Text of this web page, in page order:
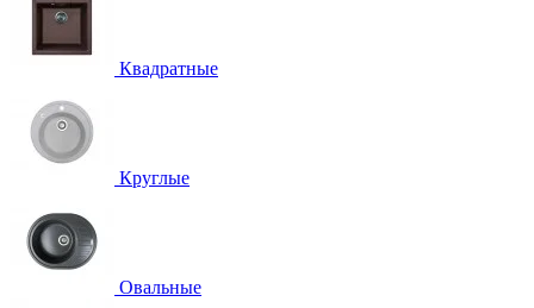
Квадратные
Круглые
Овальные